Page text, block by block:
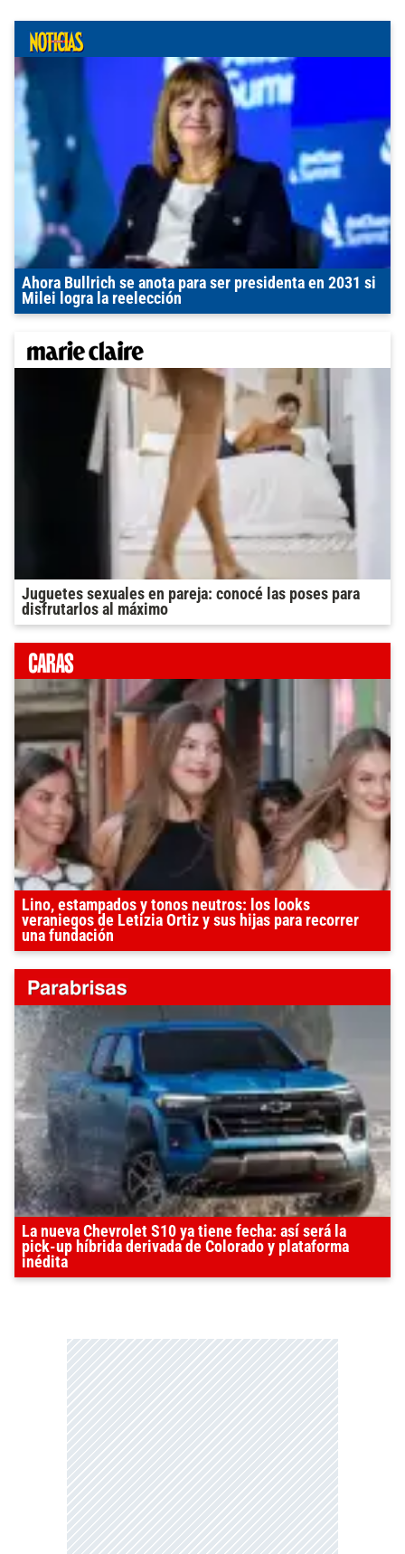
Ahora Bullrich se anota para ser presidenta en 2031 si
Milei logra la reelección
Juguetes sexuales en pareja: conocé las poses para
disfrutarlos al máximo
Lino, estampados y tonos neutros: los looks
veraniegos de Letizia Ortiz y sus hijas para recorrer
una fundación
La nueva Chevrolet S10 ya tiene fecha: así será la
pick-up híbrida derivada de Colorado y plataforma
inédita